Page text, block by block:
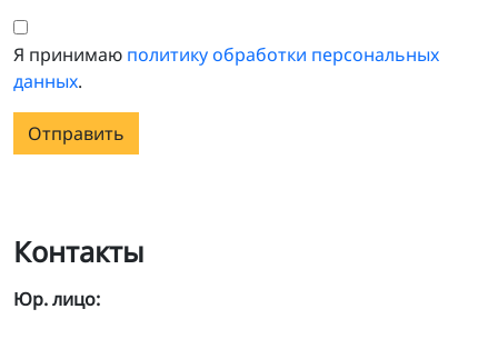
Я принимаю политику обработки персональных
данных.
Отправить
Контакты
Юр. лицо: